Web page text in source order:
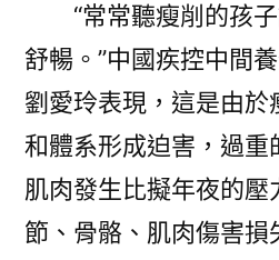
“常常聽瘦削的孩子
舒暢。”中國疾控中間
劉愛玲表現，這是由於
和體系形成迫害，過重
肌肉發生比擬年夜的壓
節、骨骼、肌肉傷害損